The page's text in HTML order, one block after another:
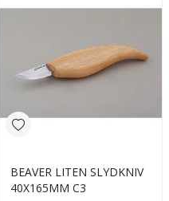
BEAVER LITEN SLYDKNIV
40X165MM C3